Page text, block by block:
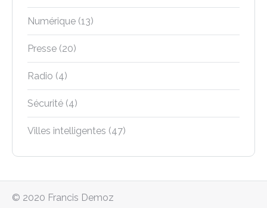
Numérique (13)
Presse (20)
Radio (4)
Sécurité (4)
Villes intelligentes (47)
© 2020 Francis Demoz